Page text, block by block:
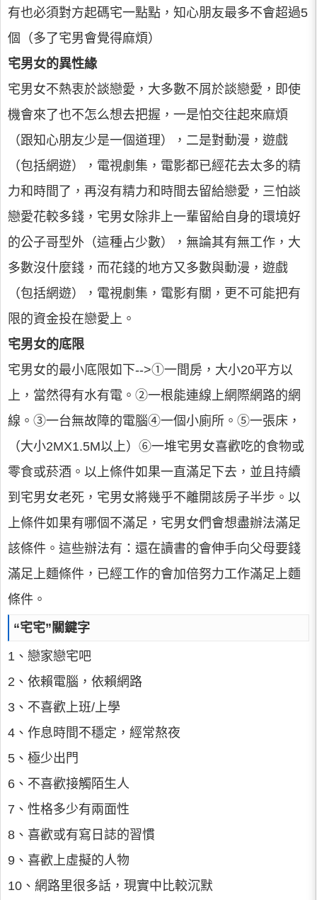
有也必須對方起碼宅一點點，知心朋友最多不會超過5
個（多了宅男會覺得麻煩）
宅男女的異性緣
宅男女不熱衷於談戀愛，大多數不屑於談戀愛，即使
機會來了也不怎么想去把握，一是怕交往起來麻煩
（跟知心朋友少是一個道理），二是對動漫，遊戲
（包括網遊），電視劇集，電影都已經花去太多的精
力和時間了，再沒有精力和時間去留給戀愛，三怕談
戀愛花較多錢，宅男女除非上一輩留給自身的環境好
的公子哥型外（這種占少數），無論其有無工作，大
多數沒什麼錢，而花錢的地方又多數與動漫，遊戲
（包括網遊），電視劇集，電影有關，更不可能把有
限的資金投在戀愛上。
宅男女的底限
宅男女的最小底限如下-->①一間房，大小20平方以
上，當然得有水有電。②一根能連線上網際網路的網
線。③一台無故障的電腦④一個小廁所。⑤一張床，
（大小2MX1.5M以上）⑥一堆宅男女喜歡吃的食物或
零食或菸酒。以上條件如果一直滿足下去，並且持續
到宅男女老死，宅男女將幾乎不離開該房子半步。以
上條件如果有哪個不滿足，宅男女們會想盡辦法滿足
該條件。這些辦法有：還在讀書的會伸手向父母要錢
滿足上麵條件，已經工作的會加倍努力工作滿足上麵
條件。
“宅宅”關鍵字
1、戀家戀宅吧
2、依賴電腦，依賴網路
3、不喜歡上班/上學
4、作息時間不穩定，經常熬夜
5、極少出門
6、不喜歡接觸陌生人
7、性格多少有兩面性
8、喜歡或有寫日誌的習慣
9、喜歡上虛擬的人物
10、網路里很多話，現實中比較沉默